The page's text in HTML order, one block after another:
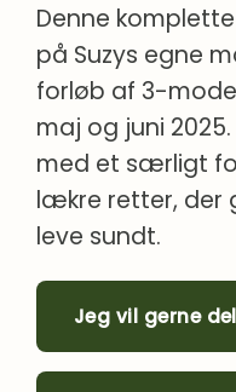
Denne
på Suzys egne
forløb af 3-
maj og juni
med et særligt
lækre retter, der
leve sundt.
Jeg vil gerne